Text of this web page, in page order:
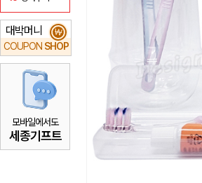
대박머니
COUPON SHOP
₩
모바일에서도
세종기프트